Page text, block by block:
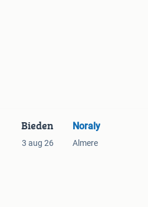
Bieden
3 aug 26
Noraly
Almere